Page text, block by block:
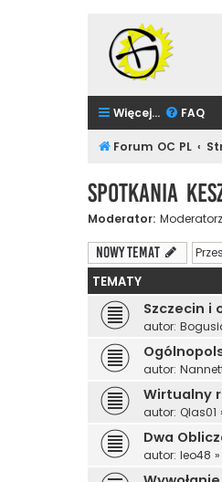
Więcej… FAQ
Forum OC PL
Spotkania
Moderator:
NOWY TEMAT
TEMATY
Szczecin i
autor:
autor:
Wirtualny
autor: Qlas01
Dwa
autor: leo48 »